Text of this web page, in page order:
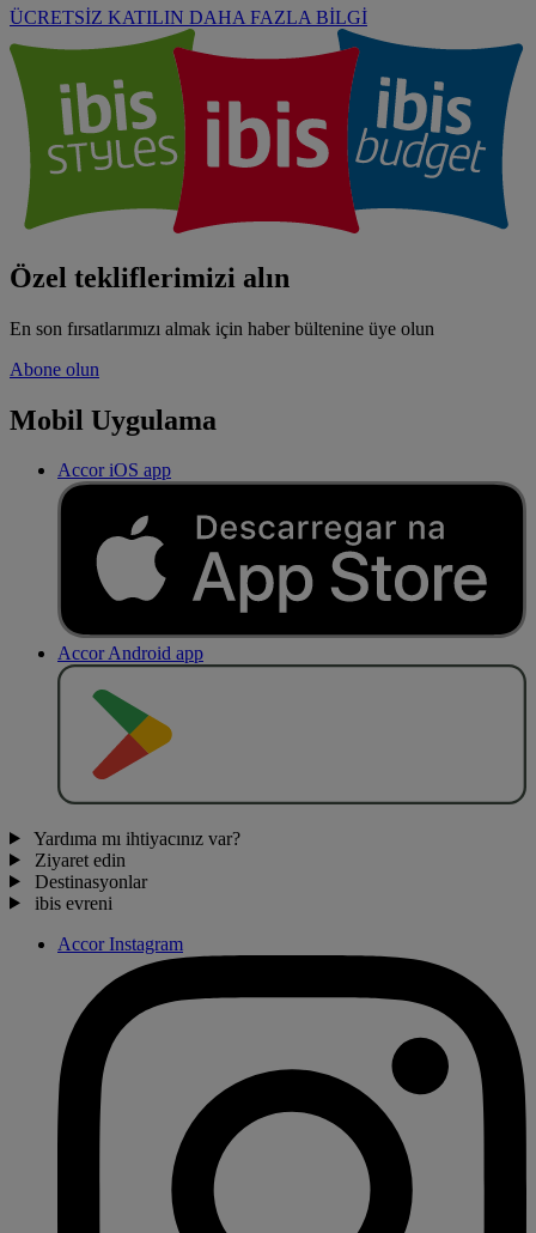
ÜCRETSİZ KATILIN DAHA FAZLA BİLGİ
Özel tekliflerimizi alın
En son fırsatlarımızı almak için haber bültenine üye olun
Abone olun
Mobil Uygulama
Accor iOS app
Accor Android app
Yardıma mı ihtiyacınız var?
Ziyaret edin
Destinasyonlar
ibis evreni
Accor Instagram